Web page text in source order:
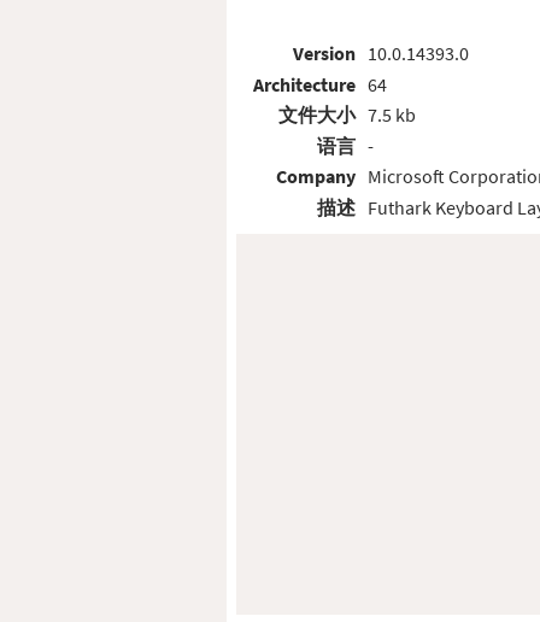
Version
Architecture
文件大小
语言
Company
描述
10.0.14393.0
64
7.5 kb
-
Microsoft
Futhark Keyboard